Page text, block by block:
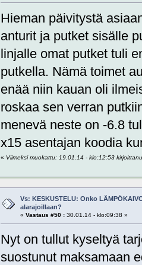
Hieman päivitystä
anturit ja putket sisälle
linjalle omat putket tuli
putkella. Nämä toimet
enää niin kauan oli
roskaa sen verran
menevä neste on -6.8
x15 asentajan koodia
« Viimeksi muokattu: 19.01.14 - klo:12:53
Vs: KESKUSTELU: Onko
alarajoillaan?
« Vastaus #50 :30.01.14 - klo:09:38 »
Nyt on tullut kyseltyä
suostunut maksamaan